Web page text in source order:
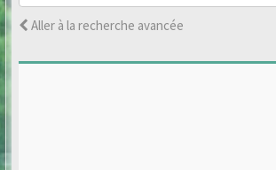
Aller à la recherche avancée